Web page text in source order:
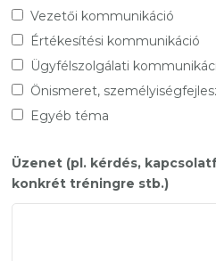
Vezetői kommunikáció
Értékesítési kommunikáció
Ügyfélszolgálati
Önismeret,
Egyéb téma
Üzenet (pl. kérdés,
konkrét tréningre stb.)